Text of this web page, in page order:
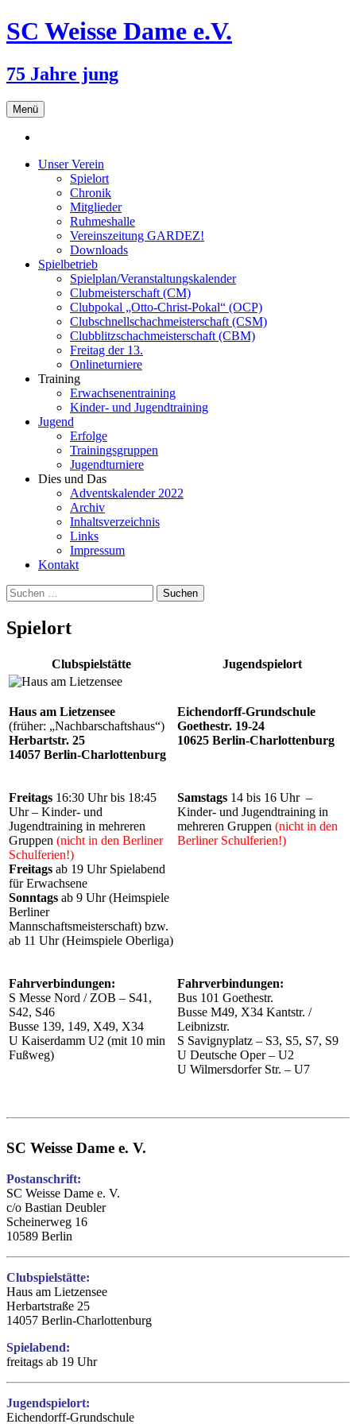
SC Weisse Dame e.V.
75 Jahre jung
Menü Zum
Inhalt
Unser Verein
Spielort
Chronik
Mitglieder
Ruhmeshalle
Vereinszeitung GARDEZ!
Downloads
Spielbetrieb
Spielplan/Veranstaltungskalender
Clubmeisterschaft (CM)
Clubpokal „Otto-Christ-Pokal“ (OCP)
Clubschnellschachmeisterschaft (CSM)
Clubblitzschachmeisterschaft (CBM)
Freitag der 13.
Onlineturniere
Training
Erwachsenentraining
Kinder- und Jugendtraining
Jugend
Erfolge
Trainingsgruppen
Jugendturniere
Dies und Das
Adventskalender 2022
Archiv
Inhaltsverzeichnis
Links
Impressum
Kontakt
Suchen
nach:
Spielort
Clubspielstätte Jugendspielort
Haus am Lietzensee
(früher: „Nachbarschaftshaus“)
Herbartstr. 25
14057 Berlin-Charlottenburg
Eichendorff-Grundschule
Goethestr. 19-24
10625 Berlin-Charlottenburg
Freitags 16:30 Uhr bis 18:45
Uhr – Kinder- und
Jugendtraining in mehreren
Gruppen (nicht in den Berliner
Schulferien!)
Freitags ab 19 Uhr Spielabend
für Erwachsene
Sonntags ab 9 Uhr (Heimspiele
Berliner
Mannschaftsmeisterschaft) bzw.
ab 11 Uhr (Heimspiele Oberliga)
Samstags 14 bis 16 Uhr –
Kinder- und Jugendtraining in
mehreren Gruppen (nicht in den
Berliner Schulferien!)
Fahrverbindungen:
S Messe Nord / ZOB – S41,
S42, S46
Busse 139, 149, X49, X34
U Kaiserdamm U2 (mit 10 min
Fußweg)
Fahrverbindungen:
Bus 101 Goethestr.
Busse M49, X34 Kantstr. /
Leibnizstr.
S Savignyplatz – S3, S5, S7, S9
U Deutsche Oper – U2
U Wilmersdorfer Str. – U7
SC Weisse Dame e. V.
Postanschrift:
SC Weisse Dame e. V.
c/o Bastian Deubler
Scheinerweg 16
10589 Berlin
Clubspielstätte:
Haus am Lietzensee
Herbartstraße 25
14057 Berlin-Charlottenburg
Spielabend:
freitags ab 19 Uhr
Jugendspielort:
Eichendorff-Grundschule